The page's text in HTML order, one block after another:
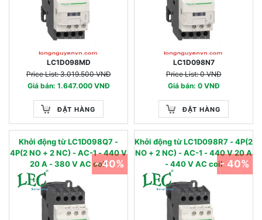
LC1D098MD
Price List: 3.019.500 VNĐ
Giá bán: 1.647.000 VNĐ
ĐẶT HÀNG
LC1D098N7
Price List: 0 VNĐ
Giá bán: 0 VNĐ
ĐẶT HÀNG
Khởi động từ LC1D098Q7 -
4P(2 NO + 2 NC) - AC-1 - 440 V
20 A - 380 V AC coil- 40%
Khởi động từ LC1D098R7 - 4P(2
NO + 2 NC) - AC-1 - 440 V 20 A
- 440 V AC coil- 40%